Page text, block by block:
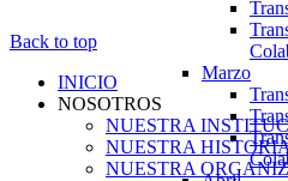
Marzo
Back to top
INICIO
NOSOTROS
NUESTRA
NUESTRA
NUESTRA